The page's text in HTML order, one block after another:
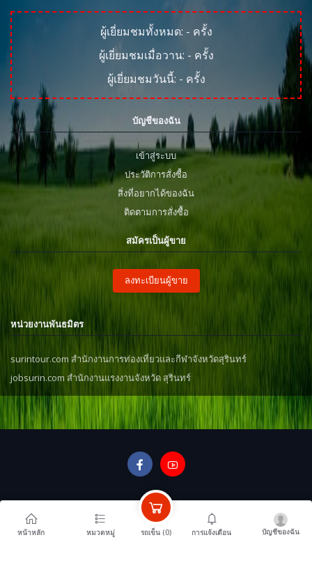
ผู้เยี่ยมชมทั้งหมด: - ครั้ง
ผู้เยี่ยมชมเมื่อวาน: - ครั้ง
ผู้เยี่ยมชมวันนี้: - ครั้ง
บัญชีของฉัน
เข้าสู่ระบบ
ประวัติการสั่งซื้อ
สิ่งที่อยากได้ของฉัน
ติดตามการสั่งซื้อ
สมัครเป็นผู้ขาย
ลงทะเบียนผู้ขาย
หน่วยงานพันธมิตร
surintour.com สำนักงานการท่องเที่ยวและกีฬาจังหวัดสุรินทร์
jobsurin.com สำนักงานแรงงานจังหวัด สุรินทร์
หน้าหลัก หมวดหมู่ รถเข็น (0) การแจ้งเตือน บัญชีของฉัน